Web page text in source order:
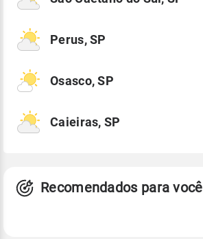
Perus, SP
Osasco, SP
Caieiras, SP
Recomendados para você